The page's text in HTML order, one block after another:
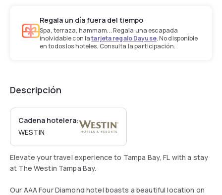
Regala un día fuera del tiempo
Spa, terraza, hammam... Regala una escapada
inolvidable con latarjeta regalo Dayuse. No disponible
en todos los hoteles. Consulta la participación.
Descripción
Cadena hotelera:
WESTIN
Elevate your travel experience to Tampa Bay, FL with a stay
at The Westin Tampa Bay.
Our AAA Four Diamond hotel boasts a beautiful location on